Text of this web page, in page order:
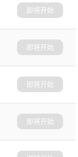
即将开始
即将开始
即将开始
即将开始